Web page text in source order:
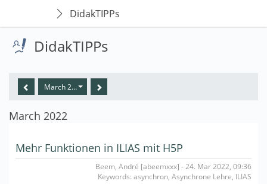
DidakTIPPs
DidakTIPPs
March 2022
March 2022
Mehr Funktionen in ILIAS mit H5P
Beem, André [abeemxxx] - 24. Mar 2022, 09:36
Keywords: asynchron, Asynchrone Lehre, ILIAS